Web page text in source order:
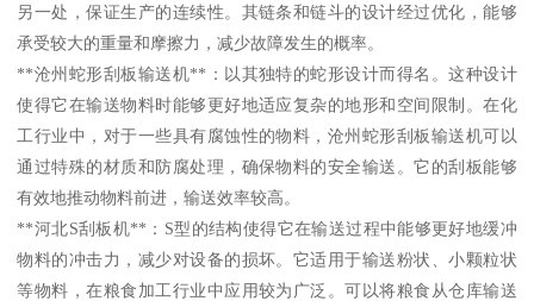
另一处，保证生产的连续性。其链条和链斗的设计经过优化，能够
承受较大的重量和摩擦力，减少故障发生的概率。
**沧州蛇形刮板输送机**：以其独特的蛇形设计而得名。这种设计
使得它在输送物料时能够更好地适应复杂的地形和空间限制。在化
工行业中，对于一些具有腐蚀性的物料，沧州蛇形刮板输送机可以
通过特殊的材质和防腐处理，确保物料的安全输送。它的刮板能够
有效地推动物料前进，输送效率较高。
**河北S刮板机**：S型的结构使得它在输送过程中能够更好地缓冲
物料的冲击力，减少对设备的损坏。它适用于输送粉状、小颗粒状
等物料，在粮食加工行业中应用较为广泛。可以将粮食从仓库输送